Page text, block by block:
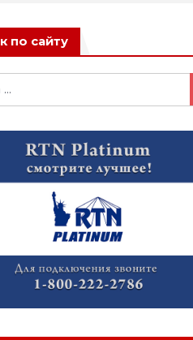
по сайту